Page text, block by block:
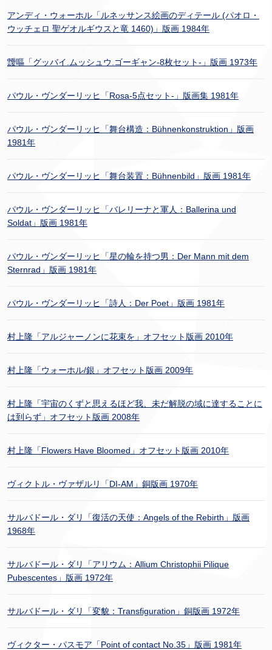
アンディ・ウォーホル「ルネッサンス絵画のディテール (パオロ・
ウッチェロ 聖ゲオルギウスと竜 1460)」版画 1984年
靉嘔「グッバイ.ムッシュウ.ゴーギャン-8枚セット-」版画 1973年
パウル・ヴンダーリッヒ「Rosa-5点セット-」版画集 1981年
パウル・ヴンダーリッヒ「舞台構造：Bühnenkonstruktion」版画
1981年
パウル・ヴンダーリッヒ「舞台装置：Bühnenbild」版画 1981年
パウル・ヴンダーリッヒ「バレリーナと軍人：Ballerina und
Soldat」版画 1981年
パウル・ヴンダーリッヒ「星の輪を持つ男：Der Mann mit dem
Sternrad」版画 1981年
パウル・ヴンダーリッヒ「詩人：Der Poet」版画 1981年
村上隆「アルジャーノンに花束を」オフセット版画 2010年
村上隆「ウォーホル/銀」オフセット版画 2009年
村上隆「宇宙のくずと思えるほど我、未だ解脱の域に達することに
は到らず」オフセット版画 2008年
村上隆「Flowers Have Bloomed」オフセット版画 2010年
ヴィクトル・ヴァザルリ「DI-AM」銅版画 1970年
サルバドール・ダリ「復活の天使：Angels of the Rebirth」版画
1968年
サルバドール・ダリ「アリウム：Allium Christophii Pilique
Pubescentes」版画 1972年
サルバドール・ダリ「変貌：Transfiguration」銅版画 1972年
ヴィクター・パスモア「Point of contact No.35」版画 1981年